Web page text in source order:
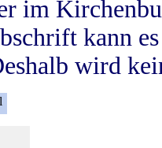
im
kann
wird